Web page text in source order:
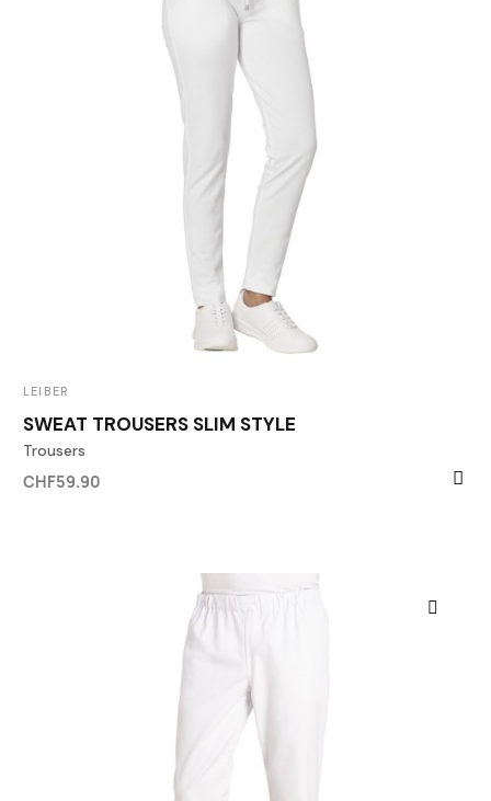
LEIBER
SWEAT TROUSERS SLIM STYLE
Trousers
CHF59.90